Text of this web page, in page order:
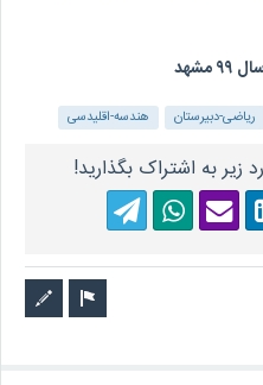
ریاضی-دبیرستان هندسه-اقلیدسی
زیر به اشتراک بگذارید!